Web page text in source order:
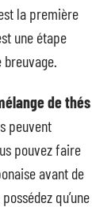
la première
une étape
de thés
peuvent
pouvez faire
avant de
qu’une